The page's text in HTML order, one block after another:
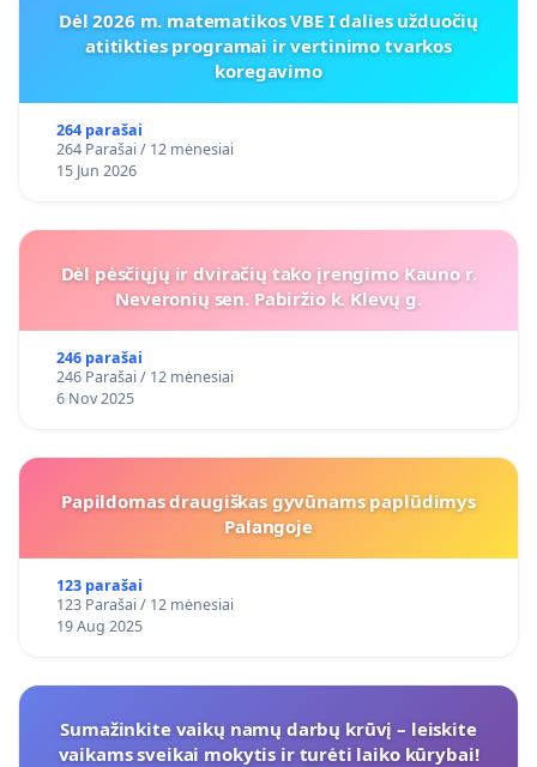
Dėl 2026 m. matematikos VBE I dalies užduočių
atitikties programai ir vertinimo tvarkos
koregavimo
264 parašai
264 Parašai / 12 mėnesiai
15 Jun 2026
Dėl pėsčiųjų ir dviračių tako įrengimo Kauno r.
Neveronių sen. Pabiržio k. Klevų g.
246 parašai
246 Parašai / 12 mėnesiai
6 Nov 2025
Papildomas draugiškas gyvūnams paplūdimys
Palangoje
123 parašai
123 Parašai / 12 mėnesiai
19 Aug 2025
Sumažinkite vaikų namų darbų krūvį – leiskite
vaikams sveikai mokytis ir turėti laiko kūrybai!